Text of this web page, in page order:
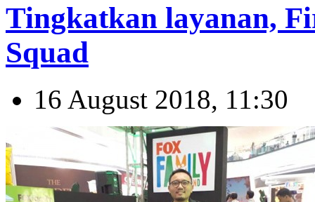
​Tingkatkan layanan,
Squad
16 August 2018, 11:30